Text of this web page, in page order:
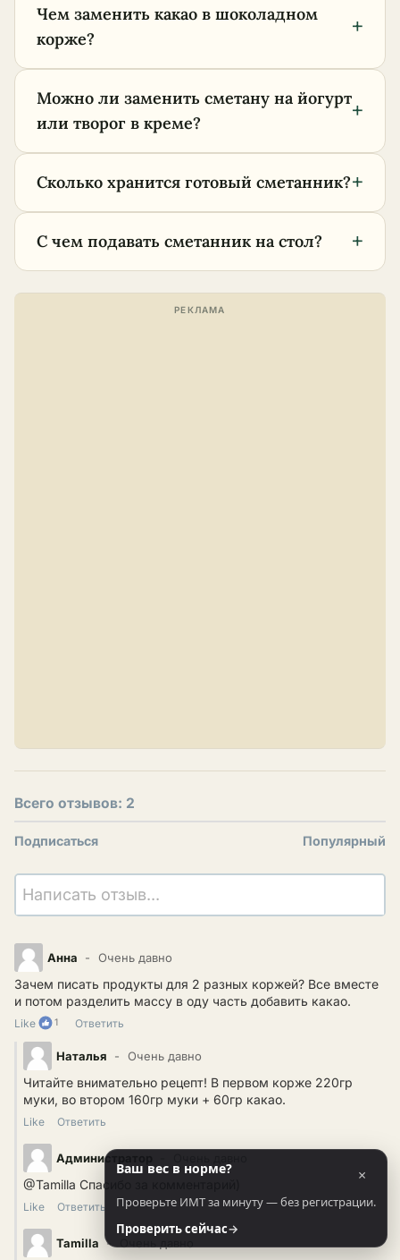
Чем заменить какао в шоколадном
корже?
+
Можно ли заменить сметану на йогурт
или творог в креме?
+
Сколько хранится готовый сметанник?+
С чем подавать сметанник на стол? +
Всего отзывов: 2
Подписаться Популярный
Написать отзыв...
Анна Очень давно
Зачем писать продукты для 2 разных коржей? Все вместе
и потом разделить массу в оду часть добавить какао.
Like 1 Ответить
Наталья Очень давно
Читайте внимательно рецепт! В первом корже 220гр
муки, во втором 160гр муки + 60гр какао.
Like Ответить
Администратор
@Tamilla Спасибо за комментарий)
Like Ответить
Tamilla
Ваш вес в норме? ×
Проверьте ИМТ за минуту — без регистрации.
Проверить сейчас→